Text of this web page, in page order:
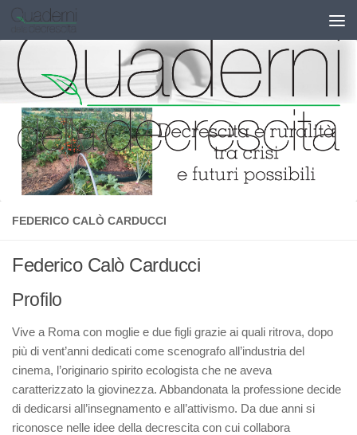
Salta al contenuto
FEDERICO CALÒ CARDUCCI
Federico Calò Carducci
Profilo
Vive a Roma con moglie e due figli grazie ai quali ritrova, dopo
più di vent’anni dedicati come scenografo all’industria del
cinema, l’originario spirito ecologista che ne aveva
caratterizzato la giovinezza. Abbandonata la professione decide
di dedicarsi all’insegnamento e all’attivismo. Da due anni si
riconosce nelle idee della decrescita con cui collabora